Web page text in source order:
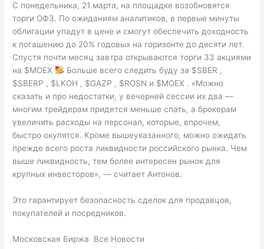
С понедельника, 21 марта, на площадке возобновятся
торги ОФЗ. По ожиданиям аналитиков, в первые минуты
облигации упадут в цене и смогут обеспечить доходность
к погашению до 20% годовых на горизонте до десяти лет.
Спустя почти месяц завтра открываются торги 33 акциями
на $MOEX
Больше всего следить буду за $SBER ,
$SBERP , $LKOH , $GAZP , $ROSN и $MOEX . «Можно
сказать и про недостатки, у вечерней сессии их два —
многим трейдерам придется меньше спать, а брокерам
увеличить расходы на персонал, которые, впрочем,
быстро окупятся. Кроме вышеуказанного, можно ожидать
прежде всего роста ликвидности российского рынка. Чем
выше ликвидность, тем более интересен рынок для
крупных инвесторов», — считает Антонов.
Это гарантирует безопасность сделок для продавцов,
покупателей и посредников.
Московская Биржа Все Новости